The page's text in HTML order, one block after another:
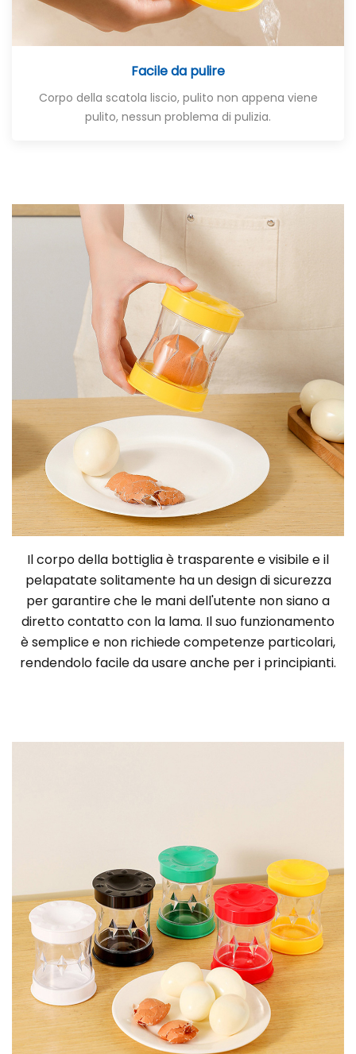
Facile da pulire
Corpo della scatola liscio, pulito non appena viene
pulito, nessun problema di pulizia.
Il corpo della bottiglia è trasparente e visibile e il
pelapatate solitamente ha un design di sicurezza
per garantire che le mani dell'utente non siano a
diretto contatto con la lama. Il suo funzionamento
è semplice e non richiede competenze particolari,
rendendolo facile da usare anche per i principianti.